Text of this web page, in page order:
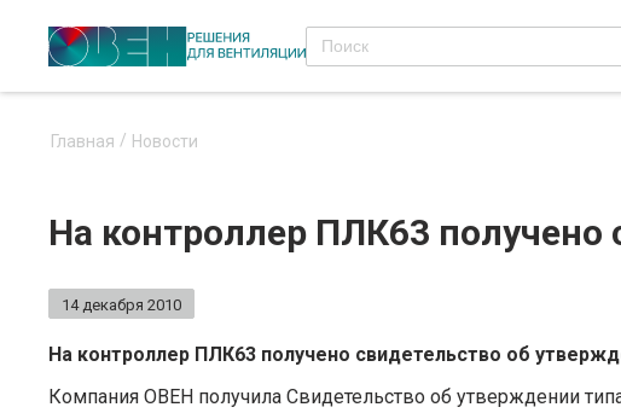
Главная Новости
На контроллер ПЛК63
14 декабря 2010
На контроллер ПЛК63 получено свидетельство об
Компания ОВЕН получила Свидетельство об утверждении